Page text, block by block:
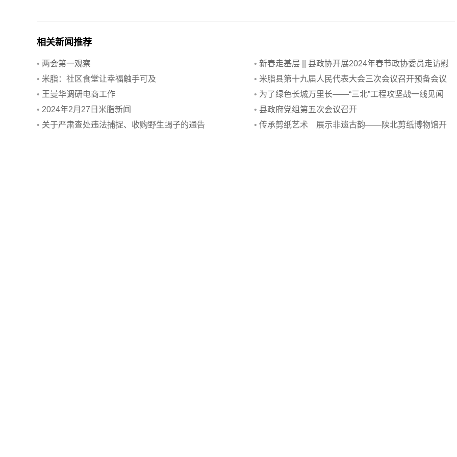
相关新闻推荐
• 两会第一观察 • 新春走基层 || 县政协开展2024年春节政协委员走访慰
问活动
• 米脂：社区食堂让幸福触手可及 • 米脂县第十九届人民代表大会三次会议召开预备会议
• 王曼华调研电商工作 • 为了绿色长城万里长——“三北”工程攻坚战一线见闻
• 2024年2月27日米脂新闻 • 县政府党组第五次会议召开
• 关于严肃查处违法捕捉、收购野生蝎子的通告 • 传承剪纸艺术 展示非遗古韵——陕北剪纸博物馆开